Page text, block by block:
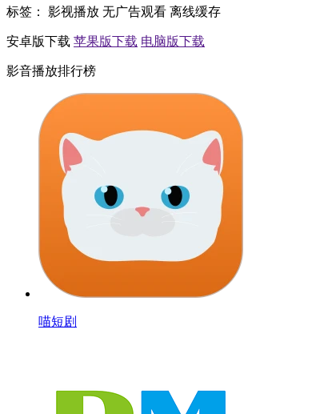
标签： 影视播放 无广告观看 离线缓存
安卓版下载 苹果版下载 电脑版下载
影音播放排行榜
喵短剧